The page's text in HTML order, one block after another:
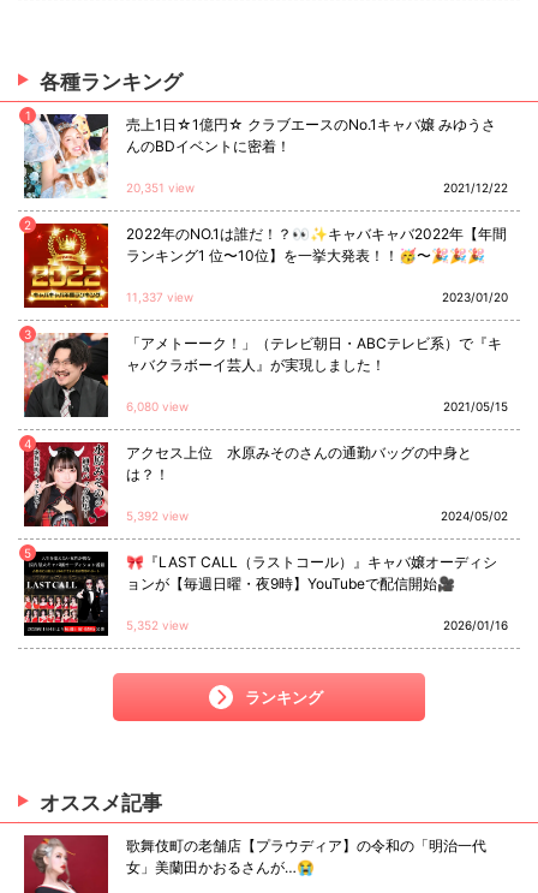
各種ランキング
1
売上1日☆1億円☆ クラブエースのNo.1キャバ嬢 みゆうさ
んのBDイベントに密着！
20,351 view 2021/12/22
2
2022年のNO.1は誰だ！？👀✨キャバキャバ2022年【年間
ランキング1 位〜10位】を一挙大発表！！🥳〜🎉🎉🎉
11,337 view 2023/01/20
3
「アメトーーク！」（テレビ朝日・ABCテレビ系）で『キ
ャバクラボーイ芸人』が実現しました！
6,080 view 2021/05/15
4
アクセス上位 水原みそのさんの通勤バッグの中身と
は？！
5,392 view 2024/05/02
5
🎀『LAST CALL（ラストコール）』キャバ嬢オーディシ
ョンが【毎週日曜・夜9時】YouTubeで配信開始🎥
5,352 view 2026/01/16
ランキング
オススメ記事
歌舞伎町の老舗店【プラウディア】の令和の「明治一代
女」美蘭田かおるさんが…😭